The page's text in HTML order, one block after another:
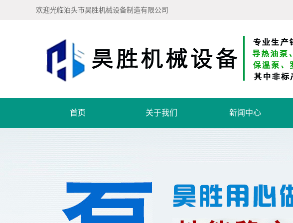
欢迎光临泊头市昊胜机械设备制造有限公司
首页 关于我们 新闻中心